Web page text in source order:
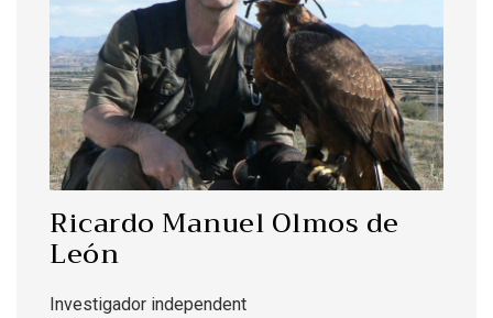
Ricardo Manuel Olmos de
León
Investigador independent